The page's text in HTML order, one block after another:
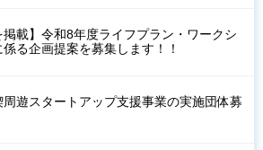
掲載】令和8年度ライフプラン・ワークシ
る企画提案を募集します！！
遊スタートアップ支援事業の実施団体募